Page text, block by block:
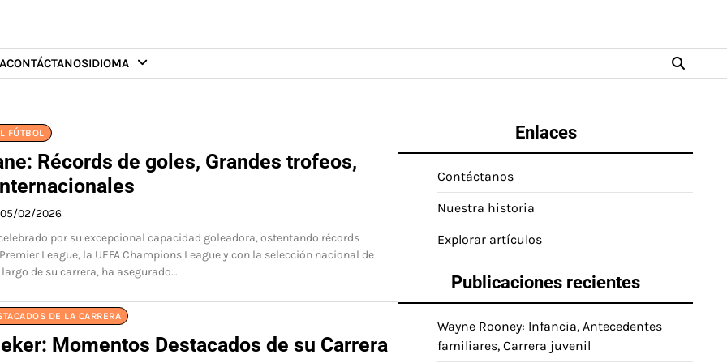
CONTÁCTANOSIDIOMA
FÚTBOL
Récords de goles, Grandes trofeos,
05/02/2026
por su excepcional capacidad goleadora, ostentando récords
League, la UEFA Champions League y con la selección nacional de
de su carrera, ha asegurado…
DE LA CARRERA
Momentos Destacados de su Carrera
Enlaces
Contáctanos
Nuestra historia
Explorar artículos
Publicaciones recientes
Wayne Rooney: Infancia, Antecedentes
familiares, Carrera juvenil